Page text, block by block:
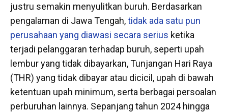
justru semakin menyulitkan buruh. Berdasarkan
pengalaman di Jawa Tengah,tidak ada satu pun
perusahaan yang diawasi secara serius ketika
terjadi pelanggaran terhadap buruh, seperti upah
lembur yang tidak dibayarkan, Tunjangan Hari Raya
(THR) yang tidak dibayar atau dicicil, upah di bawah
ketentuan upah minimum, serta berbagai persoalan
perburuhan lainnya. Sepanjang tahun 2024 hingga